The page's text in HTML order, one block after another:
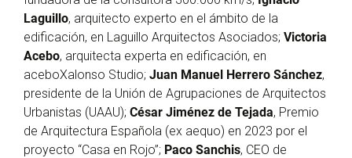
Laguillo, arquitecto experto en el ámbito de la
edificación, en Laguillo Arquitectos Asociados; Victoria
Acebo, arquitecta experta en edificación, en
aceboXalonso Studio; Juan Manuel Herrero Sánchez,
presidente de la Unión de Agrupaciones de Arquitectos
Urbanistas (UAAU); César Jiménez de Tejada, Premio
de Arquitectura Española (ex aequo) en 2023 por el
proyecto “Casa en Rojo”; Paco Sanchis, CEO de